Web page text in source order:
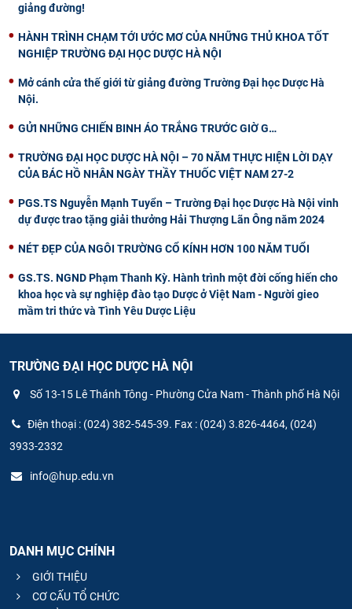
giảng đường!
HÀNH TRÌNH CHẠM TỚI ƯỚC MƠ CỦA NHỮNG THỦ KHOA TỐT
NGHIỆP TRƯỜNG ĐẠI HỌC DƯỢC HÀ NỘI
Mở cánh cửa thế giới từ giảng đường Trường Đại học Dược Hà
Nội.
GỬI NHỮNG CHIẾN BINH ÁO TRẮNG TRƯỚC GIỜ G…
TRƯỜNG ĐẠI HỌC DƯỢC HÀ NỘI – 70 NĂM THỰC HIỆN LỜI DẠY
CỦA BÁC HỒ NHÂN NGÀY THẦY THUỐC VIỆT NAM 27-2
PGS.TS Nguyễn Mạnh Tuyển – Trường Đại học Dược Hà Nội vinh
dự được trao tặng giải thưởng Hải Thượng Lãn Ông năm 2024
NÉT ĐẸP CỦA NGÔI TRƯỜNG CỔ KÍNH HƠN 100 NĂM TUỔI
GS.TS. NGND Phạm Thanh Kỳ. Hành trình một đời cống hiến cho
khoa học và sự nghiệp đào tạo Dược ở Việt Nam - Người gieo
mầm tri thức và Tình Yêu Dược Liệu
TRƯỜNG ĐẠI HỌC DƯỢC HÀ NỘI
Số 13-15 Lê Thánh Tông - Phường Cửa Nam - Thành phố Hà Nội
Điện thoại : (024) 382-545-39. Fax : (024) 3.826-4464, (024)
3933-2332
info@hup.edu.vn
DANH MỤC CHÍNH
GIỚI THIỆU
CƠ CẤU TỔ CHỨC